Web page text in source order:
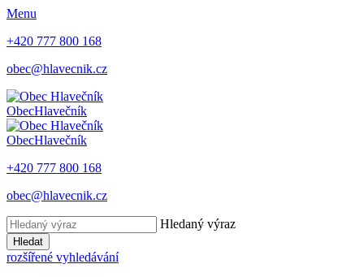
Menu
+420 777 800 168
obec@hlavecnik.cz
ObecHlavečník
ObecHlavečník
+420 777 800 168
obec@hlavecnik.cz
Hledaný výraz
Hledat
rozšířené vyhledávání